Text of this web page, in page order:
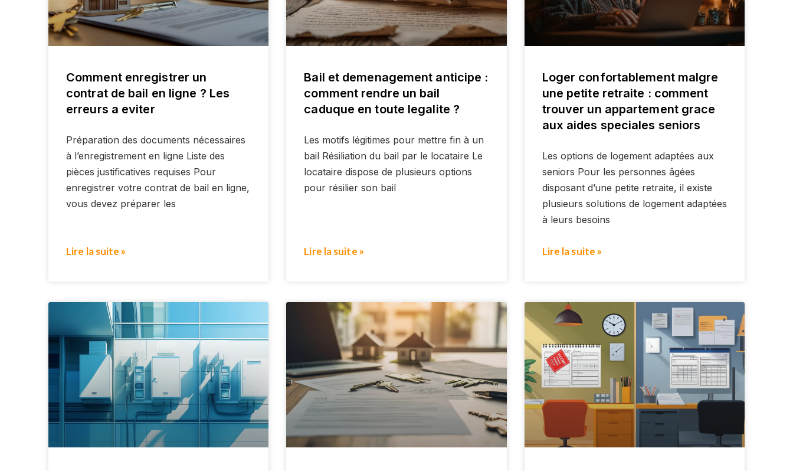
Comment enregistrer un
contrat de bail en ligne ? Les
erreurs a eviter
Préparation des documents nécessaires
à l’enregistrement en ligne Liste des
pièces justificatives requises Pour
enregistrer votre contrat de bail en ligne,
vous devez préparer les
Lire la suite »
Bail et demenagement anticipe :
comment rendre un bail
caduque en toute legalite ?
Les motifs légitimes pour mettre fin à un
bail Résiliation du bail par le locataire Le
locataire dispose de plusieurs options
pour résilier son bail
Lire la suite »
Loger confortablement malgre
une petite retraite : comment
trouver un appartement grace
aux aides speciales seniors
Les options de logement adaptées aux
seniors Pour les personnes âgées
disposant d’une petite retraite, il existe
plusieurs solutions de logement adaptées
à leurs besoins
Lire la suite »